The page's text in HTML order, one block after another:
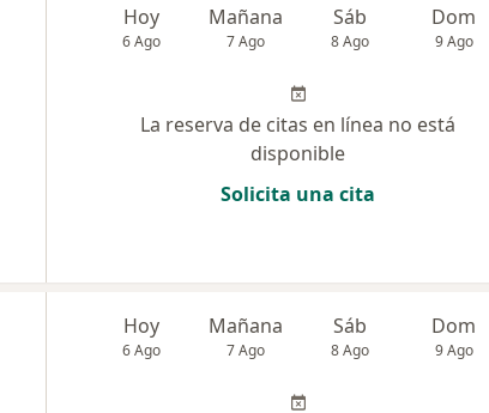
Hoy
6 Ago
Mañana
7 Ago
Sáb
8 Ago
Dom
9 Ago
La reserva de citas en línea no está
disponible
Solicita una cita
Hoy
6 Ago
Mañana
7 Ago
Sáb
8 Ago
Dom
9 Ago